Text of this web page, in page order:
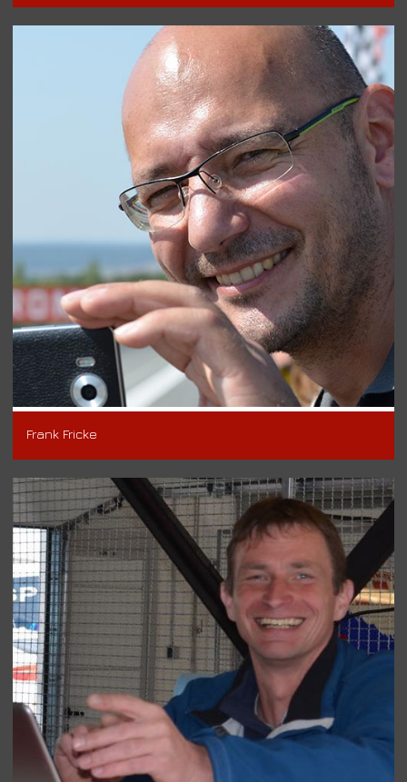
Frank Fricke